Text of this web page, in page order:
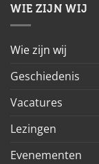
WIE ZIJN WIJ
Wie zijn wij
Geschiedenis
Vacatures
Lezingen
Evenementen